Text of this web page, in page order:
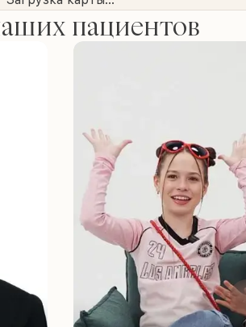
пациентов